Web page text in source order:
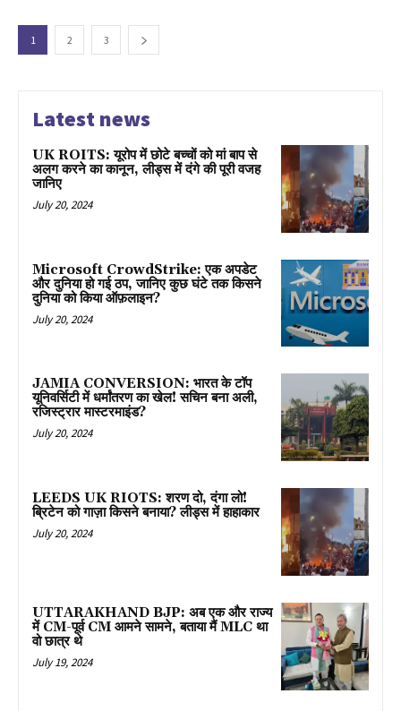
1 2 3
Latest news
UK ROITS: यूरोप में छोटे बच्चों को मां बाप से
अलग करने का कानून, लीड्स में दंगे की पूरी वजह
जानिए
July 20, 2024
Microsoft CrowdStrike: एक अपडेट
और दुनिया हो गई ठप, जानिए कुछ घंटे तक किसने
दुनिया को किया ऑफ़लाइन?
July 20, 2024
JAMIA CONVERSION: भारत के टॉप
यूनिवर्सिटी में धर्मांतरण का खेल! सचिन बना अली,
रजिस्ट्रार मास्टरमाइंड?
July 20, 2024
LEEDS UK RIOTS: शरण दो, दंगा लो!
ब्रिटेन को गाज़ा किसने बनाया? लीड्स में हाहाकार
July 20, 2024
UTTARAKHAND BJP: अब एक और राज्य
में CM-पूर्व CM आमने सामने, बताया मैं MLC था
वो छात्र थे
July 19, 2024